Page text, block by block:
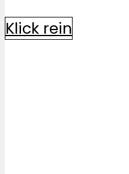
Klick rein